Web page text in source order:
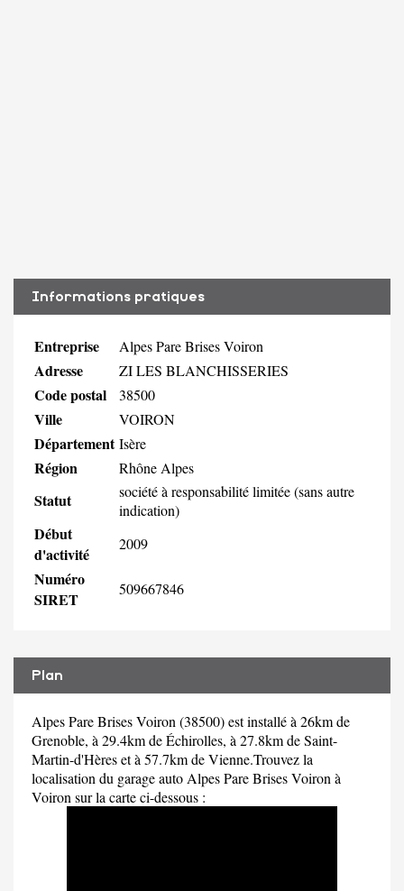
Informations pratiques
Entreprise Alpes Pare Brises Voiron
Adresse ZI LES BLANCHISSERIES
Code postal 38500
Ville VOIRON
Département Isère
Région Rhône Alpes
Statut
société à responsabilité limitée (sans autre
indication)
Début
d'activité
2009
Numéro
SIRET
509667846
Plan
Alpes Pare Brises Voiron (38500) est installé à 26km de
Grenoble, à 29.4km de Échirolles, à 27.8km de Saint-
Martin-d'Hères et à 57.7km de Vienne.Trouvez la
localisation du garage auto Alpes Pare Brises Voiron à
Voiron sur la carte ci-dessous :